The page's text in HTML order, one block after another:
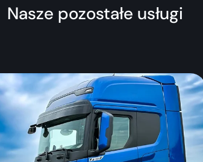
Nasze pozostałe usługi